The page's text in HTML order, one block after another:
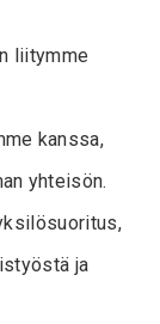
liitymme
kanssa,
yhteisön.
ja